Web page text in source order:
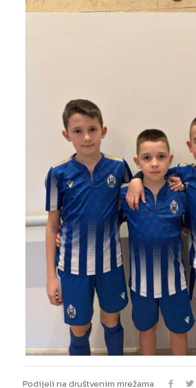
Podijeli na društvenim mrežama